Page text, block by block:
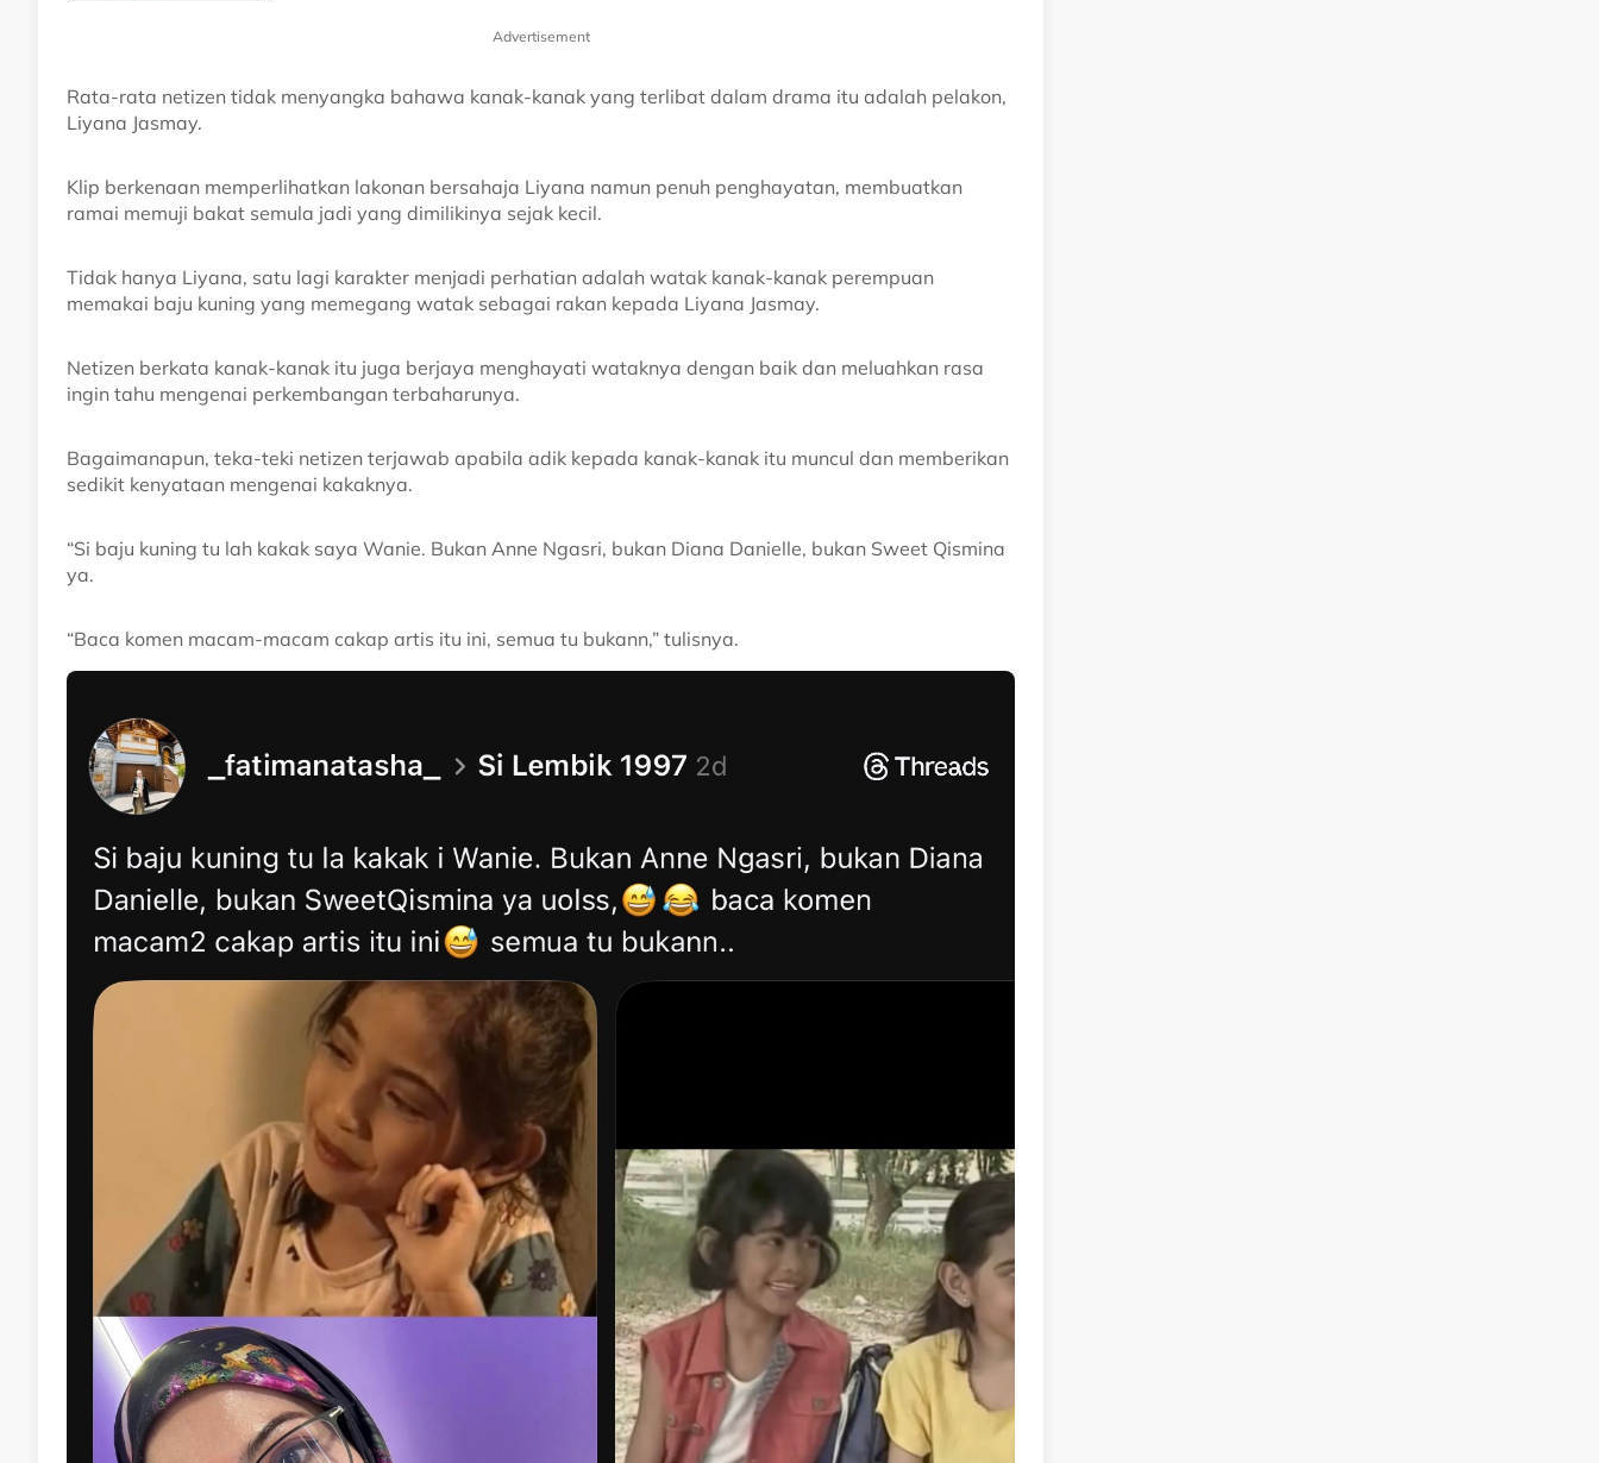
Advertisement
Rata-rata netizen tidak menyangka bahawa kanak-kanak yang terlibat dalam drama itu adalah pelakon,
Liyana Jasmay.
Klip berkenaan memperlihatkan lakonan bersahaja Liyana namun penuh penghayatan, membuatkan
ramai memuji bakat semula jadi yang dimilikinya sejak kecil.
Tidak hanya Liyana, satu lagi karakter menjadi perhatian adalah watak kanak-kanak perempuan
memakai baju kuning yang memegang watak sebagai rakan kepada Liyana Jasmay.
Netizen berkata kanak-kanak itu juga berjaya menghayati wataknya dengan baik dan meluahkan rasa
ingin tahu mengenai perkembangan terbaharunya.
Bagaimanapun, teka-teki netizen terjawab apabila adik kepada kanak-kanak itu muncul dan memberikan
sedikit kenyataan mengenai kakaknya.
“Si baju kuning tu lah kakak saya Wanie. Bukan Anne Ngasri, bukan Diana Danielle, bukan Sweet Qismina
ya.
“Baca komen macam-macam cakap artis itu ini, semua tu bukann,” tulisnya.